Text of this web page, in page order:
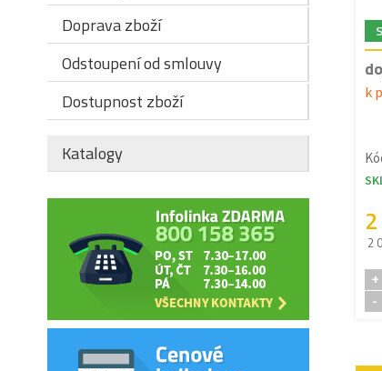
Doprava zboží
Odstoupení od smlouvy
Dostupnost zboží
Katalogy
k
2
+
-